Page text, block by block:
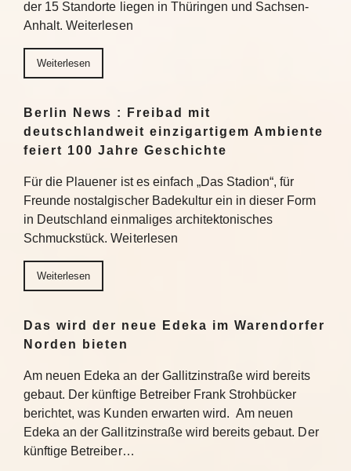
der 15 Standorte liegen in Thüringen und Sachsen-
Anhalt. Weiterlesen
Weiterlesen
Berlin News : Freibad mit
deutschlandweit einzigartigem Ambiente
feiert 100 Jahre Geschichte
Für die Plauener ist es einfach „Das Stadion“, für
Freunde nostalgischer Badekultur ein in dieser Form
in Deutschland einmaliges architektonisches
Schmuckstück. Weiterlesen
Weiterlesen
Das wird der neue Edeka im Warendorfer
Norden bieten
Am neuen Edeka an der Gallitzinstraße wird bereits
gebaut. Der künftige Betreiber Frank Strohbücker
berichtet, was Kunden erwarten wird. Am neuen
Edeka an der Gallitzinstraße wird bereits gebaut. Der
künftige Betreiber…